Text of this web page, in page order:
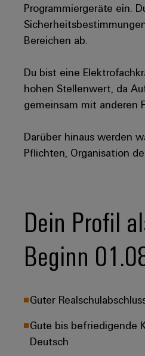
Programmiergeräte ein.
Bereichen ab.
Du bist eine
hohen Stellenwert, da
gemeinsam mit anderen
Darüber hinaus werden
Pflichten, Organisation
Dein Profil
Beginn
Guter
Gute bis befriedigende
Deutsch